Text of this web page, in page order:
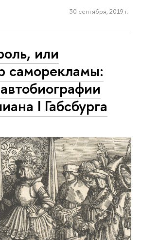
30 сентября, 2019 г.
или
саморекламы:
I Габсбурга